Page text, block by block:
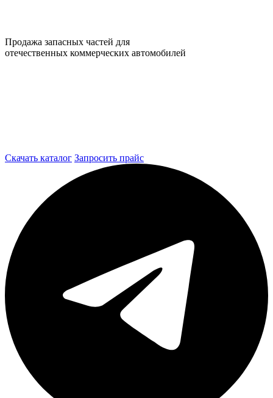
Продажа запасных частей для
отечественных коммерческих автомобилей
Скачать каталог Запросить прайс